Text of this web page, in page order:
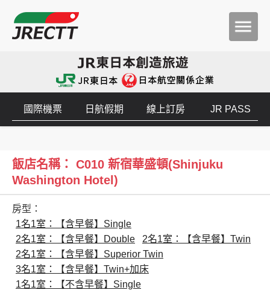
國際機票 日航假期 線上訂房 JR PASS
飯店名稱： C010 新宿華盛頓(Shinjuku
Washington Hotel)
房型：
1名1室：【含早餐】Single
2名1室：【含早餐】Double
2名1室：【含早餐】Twin
2名1室：【含早餐】Superior Twin
3名1室：【含早餐】Twin+加床
1名1室：【不含早餐】Single